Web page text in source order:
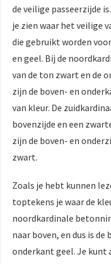
de veilige passeerzijde
je zien waar het veilige
die gebruikt worden
en geel. Bij de
van de ton zwart en de
zijn de boven- en
van kleur. De
bovenzijde en een
zijn de boven- en
zwart.
Zoals je hebt kunnen
toptekens je waar de
noordkardinale
naar boven, en dus is
onderkant geel. Je kunt